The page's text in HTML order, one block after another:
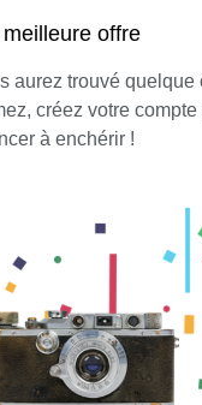
offre
aurez trouvé quelque
créez votre compte
à enchérir !